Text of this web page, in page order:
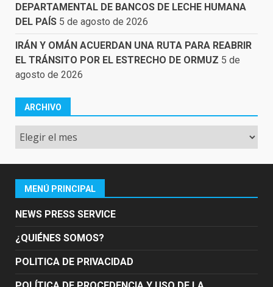
DEPARTAMENTAL DE BANCOS DE LECHE HUMANA
DEL PAÍS 5 de agosto de 2026
IRÁN Y OMÁN ACUERDAN UNA RUTA PARA REABRIR
EL TRÁNSITO POR EL ESTRECHO DE ORMUZ 5 de
agosto de 2026
ARCHIVO
Archivo
MENÚ PRINCIPAL
NEWS PRESS SERVICE
¿QUIÉNES SOMOS?
POLITICA DE PRIVACIDAD